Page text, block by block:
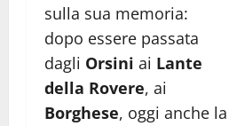
sulla sua memoria:
dopo essere passata
dagli Orsini ai Lante
della Rovere, ai
Borghese, oggi anche la